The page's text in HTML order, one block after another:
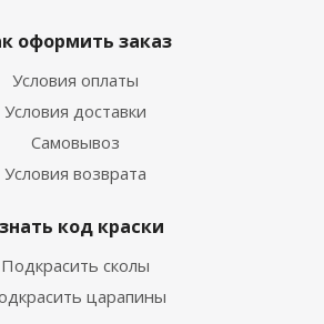
оформить заказ
Условия оплаты
Условия доставки
Самовывоз
Условия возврата
код краски
Подкрасить сколы
царапины